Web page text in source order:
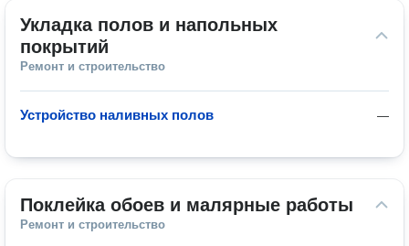
Укладка полов и напольных
покрытий
Ремонт и строительство
—
Устройство наливных полов
Поклейка обоев и малярные работы
Ремонт и строительство